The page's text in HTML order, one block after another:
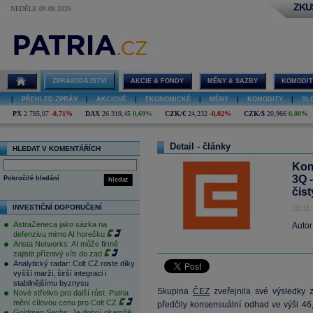
NEDĚLE 09.08.2026
ZPRAVODAJSTVÍ AKCIE & FONDY MĚNY & SAZBY
PŘEHLED ZPRÁV AKCIOVÉ EKONOMICKÉ MĚNY KOMODITY
PX 2 785,07 -0,71% DAX 26 319,45 0,69% CZK/€ 24,232 -0,02% CZK/$ 20,966 0,00%
HLEDAT V KOMENTÁŘÍCH
hledat
Pokročilé hledání
INVESTIČNÍ DOPORUČENÍ
AstraZeneca jako sázka na
defenzivu mimo AI horečku
Arista Networks: AI může firmě
zajistit příznivý vítr do zad
Analytický radar: Colt CZ roste díky
vyšší marži, širší integraci i
stabilnějšímu byznysu
Nové střelivo pro další růst. Patria
mění cílovou cenu pro Colt CZ
Detail - články
3Q
Skupina ČEZzveřejnila své výsledky
předčily konsensuální odhad ve výši